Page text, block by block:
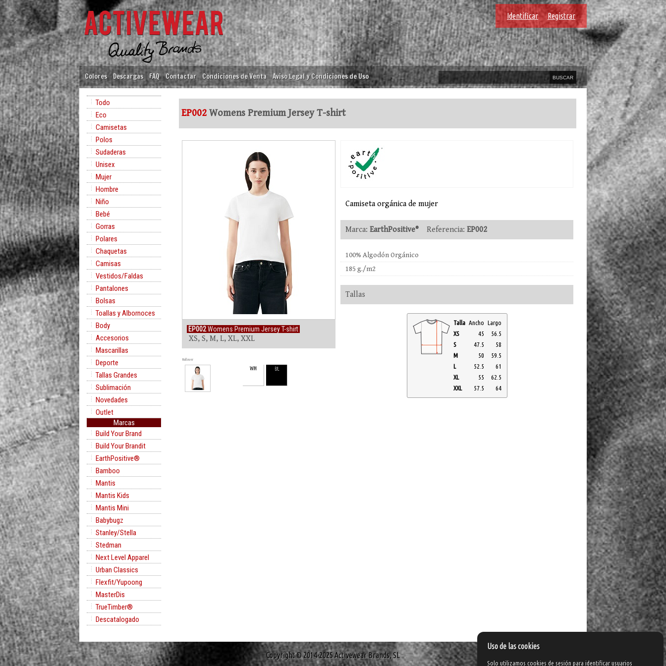
Identificar Registrar
Colores Descargas FAQ Contactar Condiciones de Venta Aviso Legal y Condiciones de Uso
Todo
Eco
Camisetas
Polos
Sudaderas
Unisex
Mujer
Hombre
Niño
Bebé
Gorras
Polares
Chaquetas
Camisas
Vestidos/Faldas
Pantalones
Bolsas
Toallas y Albornoces
Body
Accesorios
Mascarillas
Deporte
Tallas Grandes
Sublimación
Novedades
Outlet
Marcas
Build Your Brand
Build Your Brandit
EarthPositive®
Bamboo
Mantis
Mantis Kids
Mantis Mini
Babybugz
Stanley/Stella
Stedman
Next Level Apparel
Urban Classics
Flexfit/Yupoong
MasterDis
TrueTimber®
Descatalogado
EP002 Womens Premium Jersey T-shirt
EP002Womens Premium Jersey T-shirt
XS, S, M, L, XL, XXL
Rollover
WH BL
Camiseta orgánica de mujer
Marca: EarthPositive® Referencia: EP002
100% Algodón Orgánico
185 g./m2
Tallas
Talla Ancho Largo
XS
45
56.5
S
47.5
58
M
50
59.5
L
52.5
61
XL
55
62.5
XXL
57.5 64
Copyright © 2014-2025 Activewear Brands, SL
Uso de las cookies
Solo utilizamos cookies de sesión para identificar usuarios